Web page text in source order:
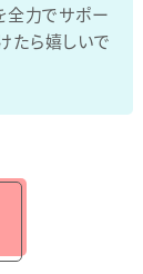
全力でサポー
たら嬉しいで